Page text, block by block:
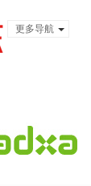
更多导航